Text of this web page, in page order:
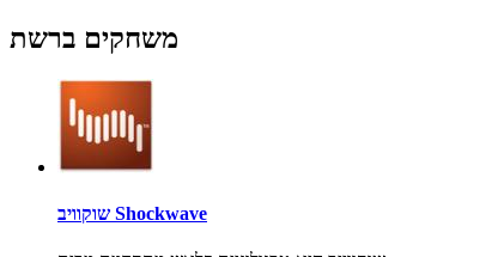
משחקים ברשת
שוקוויב Shockwave